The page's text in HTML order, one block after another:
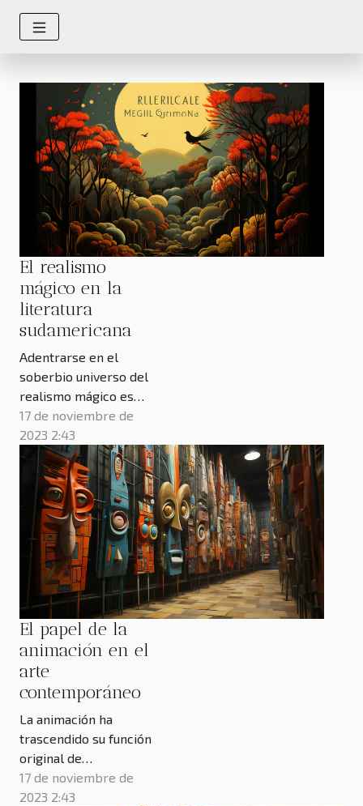
El realismo
mágico en la
literatura
sudamericana
Adentrarse en el
soberbio universo del
realismo mágico es
como cruzar un umbral
hacia un espacio donde
lo cotidiano se
entrelaza con lo
maravilloso de manera
indisoluble. Esta
corriente literaria, que
floreció con
exuberancia en la
literatura sudamericana,
constituye una de las
expresiones más...
17 de noviembre de
2023 2:43
El papel de la
animación en el
arte
contemporáneo
La animación ha
trascendido su función
original de
entretenimiento para
convertirse en un
17 de noviembre de
2023 2:43